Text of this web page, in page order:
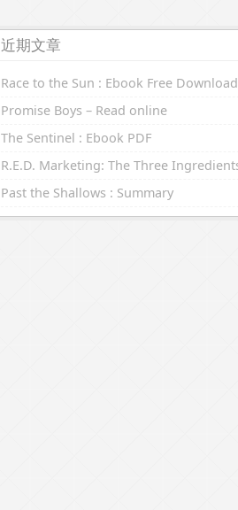
近期文章
Race to the Sun : Ebook Free Download
Promise Boys – Read online
The Sentinel : Ebook PDF
Past the Shallows : Summary